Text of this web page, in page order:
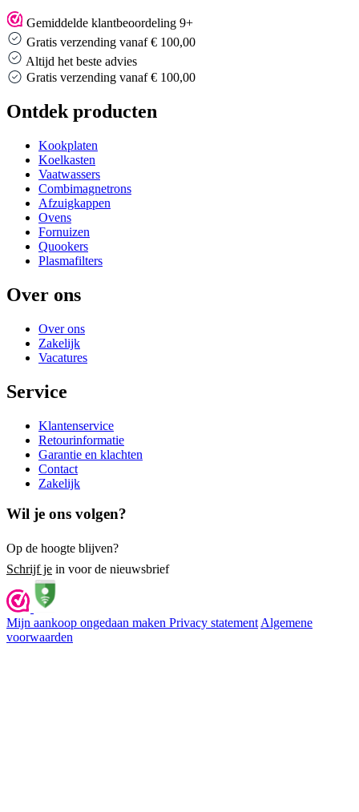
Gemiddelde klantbeoordeling 9+
Gratis verzending vanaf € 100,00
Altijd het beste advies
Gratis verzending vanaf € 100,00
Ontdek producten
Kookplaten
Koelkasten
Vaatwassers
Combimagnetrons
Afzuigkappen
Ovens
Fornuizen
Quookers
Plasmafilters
Over ons
Over ons
Zakelijk
Vacatures
Service
Klantenservice
Retourinformatie
Garantie en klachten
Contact
Zakelijk
Wil je ons volgen?
Op de hoogte blijven?
Schrijf je in voor de nieuwsbrief
Mijn aankoop ongedaan maken Privacy statement Algemene
voorwaarden